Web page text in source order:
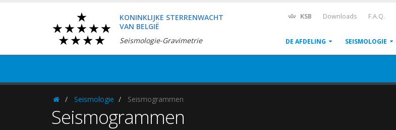
KONINKLIJKE STERRENWACHT
VAN BELGIË
Seismologie-Gravimetrie
KSB Downloads F.A.Q.
DE AFDELING SEISMOLOGIE
HomepageSeismologie Seismogrammen
Seismogrammen